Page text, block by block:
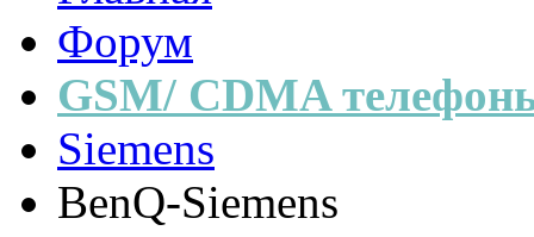
Форум
GSM/ CDMA
Siemens
BenQ-Siemens